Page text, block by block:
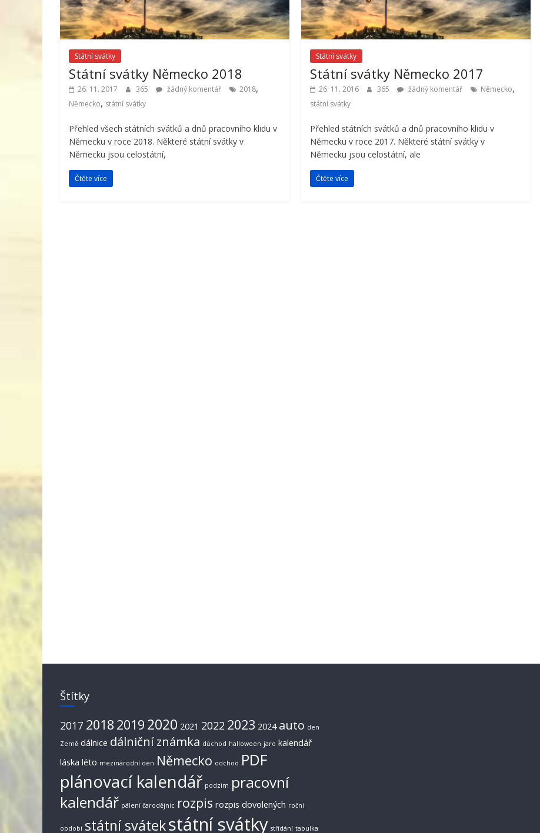
Státní svátky
Státní svátky Německo 2018
26. 11. 2017 365 žádný komentář 2018,
Německo, státní svátky
Přehled všech státních svátků a dnů pracovního klidu v
Německu v roce 2018. Některé státní svátky v
Německu jsou celostátní,
Čtěte více
Státní svátky
Státní svátky Německo 2017
26. 11. 2016 365 žádný komentář Německo,
státní svátky
Přehled státních svátků a dnů pracovního klidu v
Německu v roce 2017. Některé státní svátky v
Německu jsou celostátní, ale
Čtěte více
Štítky
2017 2018 2019 2020 2021 2022 2023 2024 auto den
Země dálnice dálniční známka důchod halloween jaro kalendář
láska léto mezinárodní den Německo odchod PDF
plánovací kalendář podzim pracovní
kalendář pálení čarodějnic rozpis rozpis dovolených roční
období státní svátekstátní svátky střídání tabulka